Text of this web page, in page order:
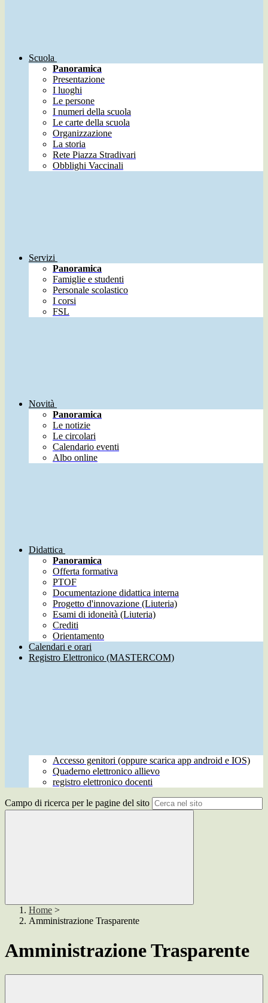
Scuola
Panoramica
Presentazione
I luoghi
Le persone
I numeri della scuola
Le carte della scuola
Organizzazione
La storia
Rete Piazza Stradivari
Obblighi Vaccinali
Servizi
Panoramica
Famiglie e studenti
Personale scolastico
I corsi
FSL
Novità
Panoramica
Le notizie
Le circolari
Calendario eventi
Albo online
Didattica
Panoramica
Offerta formativa
PTOF
Documentazione didattica interna
Progetto d'innovazione (Liuteria)
Esami di idoneità (Liuteria)
Crediti
Orientamento
Calendari e orari
Registro Elettronico (MASTERCOM)
Accesso genitori (oppure scarica app android e IOS)
Quaderno elettronico allievo
registro elettronico docenti
Campo di ricerca per le pagine del sito
Home >
Amministrazione Trasparente
Amministrazione Trasparente